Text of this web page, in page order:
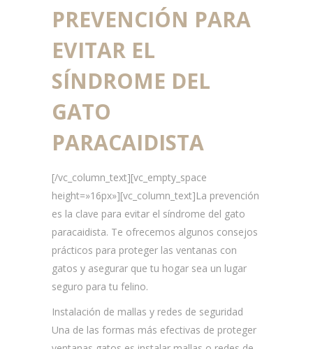
PREVENCIÓN PARA
EVITAR EL
SÍNDROME DEL
GATO
PARACAIDISTA
[/vc_column_text][vc_empty_space
height=»16px»][vc_column_text]La prevención
es la clave para evitar el síndrome del gato
paracaidista. Te ofrecemos algunos consejos
prácticos para proteger las ventanas con
gatos y asegurar que tu hogar sea un lugar
seguro para tu felino.
Instalación de mallas y redes de seguridad
Una de las formas más efectivas de proteger